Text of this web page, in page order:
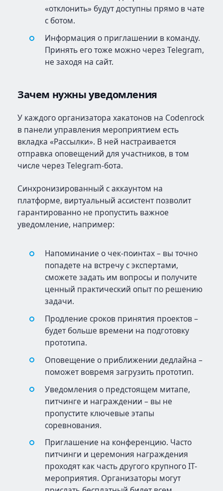
«отклонить» будут доступны прямо в чате
с ботом.
Информация о приглашении в команду.
Принять его тоже можно через Telegram,
не заходя на сайт.
Зачем нужны уведомления
У каждого организатора хакатонов на Codenrock
в панели управления мероприятием есть
вкладка «Рассылки». В ней настраивается
отправка оповещений для участников, в том
числе через Telegram-бота.
Синхронизированный с аккаунтом на
платформе, виртуальный ассистент позволит
гарантированно не пропустить важное
уведомление, например:
Напоминание о чек-поинтах – вы точно
попадете на встречу с экспертами,
сможете задать им вопросы и получите
ценный практический опыт по решению
задачи.
Продление сроков принятия проектов –
будет больше времени на подготовку
прототипа.
Оповещение о приближении дедлайна –
поможет вовремя загрузить прототип.
Уведомления о предстоящем митапе,
питчинге и награждении – вы не
пропустите ключевые этапы
соревнования.
Приглашение на конференцию. Часто
питчинги и церемония награждения
проходят как часть другого крупного IT-
мероприятия. Организаторы могут